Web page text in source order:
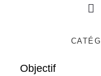
Objectif